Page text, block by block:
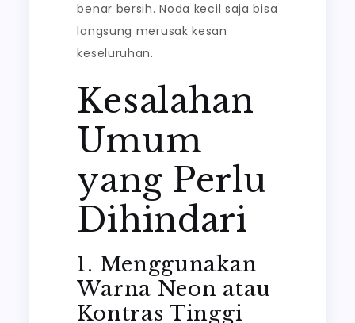
benar bersih. Noda kecil saja bisa
langsung merusak kesan
keseluruhan.
Kesalahan
Umum
yang Perlu
Dihindari
1. Menggunakan
Warna Neon atau
Kontras Tinggi